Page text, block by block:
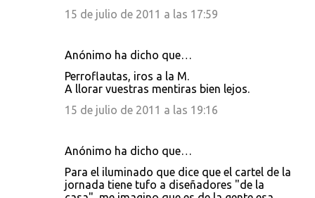
15 de julio de 2011 a las 17:59
Anónimo ha dicho que…
Perroflautas, iros a la M.
A llorar vuestras mentiras bien lejos.
15 de julio de 2011 a las 19:16
Anónimo ha dicho que…
Para el iluminado que dice que el cartel de la
jornada tiene tufo a diseñadores "de la